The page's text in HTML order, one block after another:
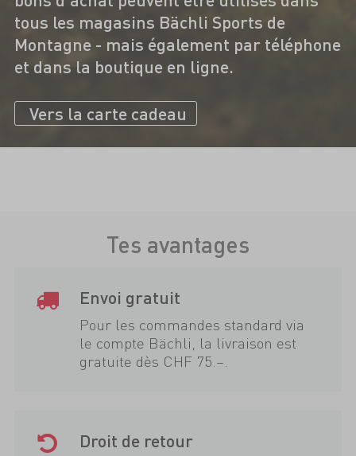
tous les magasins Bächli Sports de
Montagne - mais également par téléphone
et dans la boutique en ligne.
Vers la carte cadeau
Tes avantages
Envoi gratuit
Pour les commandes standard via
le compte Bächli, la livraison est
gratuite dès CHF 75.–.
Droit de retour